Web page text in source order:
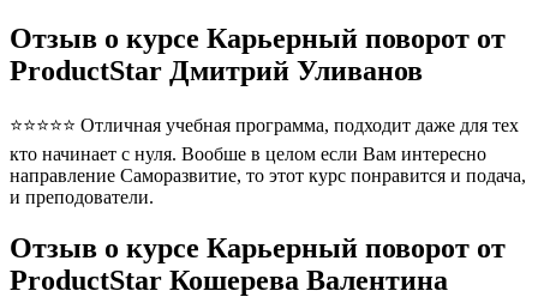
Отзыв о курсе Карьерный поворот от
ProductStar Дмитрий Уливанов
⭐⭐⭐⭐⭐ Отличная учебная программа, подходит даже для тех
кто начинает с нуля. Вообше в целом если Вам интересно
направление Саморазвитие, то этот курс понравится и подача,
и преподователи.
Отзыв о курсе Карьерный поворот от
ProductStar Кошерева Валентина